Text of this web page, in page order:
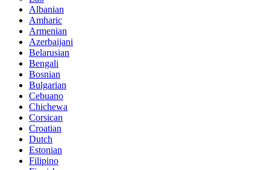
Albanian
Amharic
Armenian
Azerbaijani
Belarusian
Bengali
Bosnian
Bulgarian
Cebuano
Chichewa
Corsican
Croatian
Dutch
Estonian
Filipino